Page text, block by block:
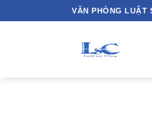
to
VĂN PHÒNG LUẬT